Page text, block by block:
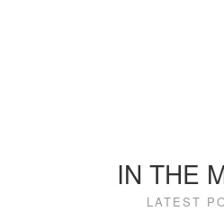
IN THE
LATEST